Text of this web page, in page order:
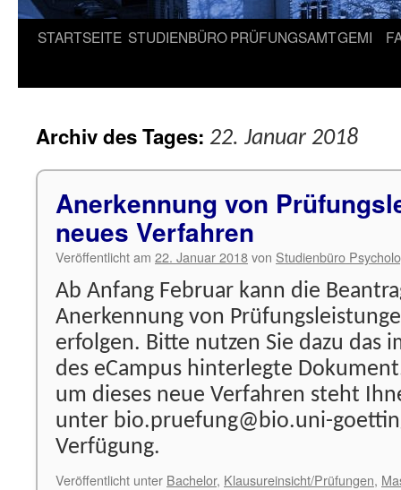
STARTSEITE STUDIENBÜROPRÜFUNGSAMTGEMI
Archiv des Tages: 22. Januar 2018
Anerkennung von
neues Verfahren
Veröffentlicht am 22. Januar 2018von Studienbüro
Ab Anfang Februar kann die
Anerkennung von
erfolgen. Bitte nutzen Sie dazu das
des eCampus hinterlegte
um dieses neue Verfahren steht
unter bio.pruefung@bio.uni-
Verfügung.
Veröffentlicht unter Bachelor, Klausureinsicht/Prüfungen,